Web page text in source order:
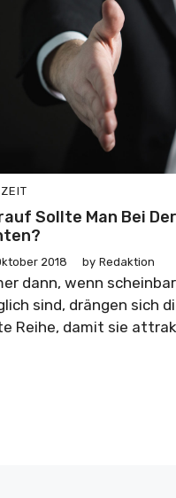
Sollte Man Bei
2018 by Redaktion
dann, wenn
sind, drängen sich
Reihe, damit sie